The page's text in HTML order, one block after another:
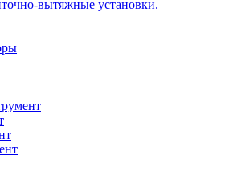
вытяжные установки.